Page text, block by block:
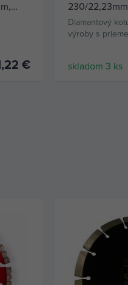
€
230/22,23mm
SCW/300/
betón,
Diamantový
výroby s
skladom 3 ks